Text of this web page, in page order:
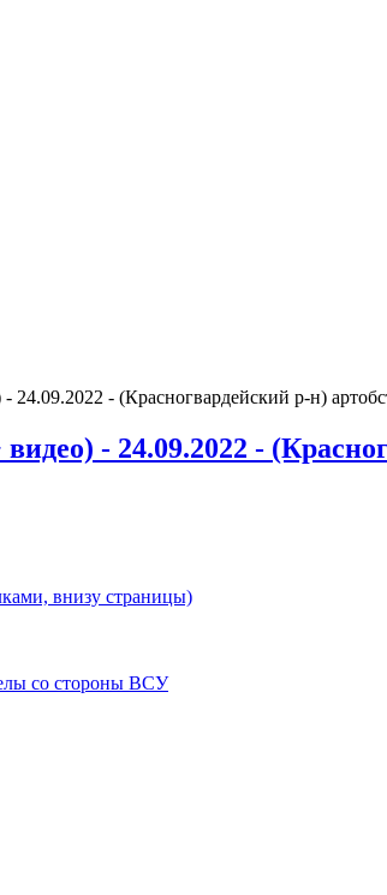
- (Красногвардейский р-н)
- 24.09.2022 -
внизу страницы)
со стороны ВСУ